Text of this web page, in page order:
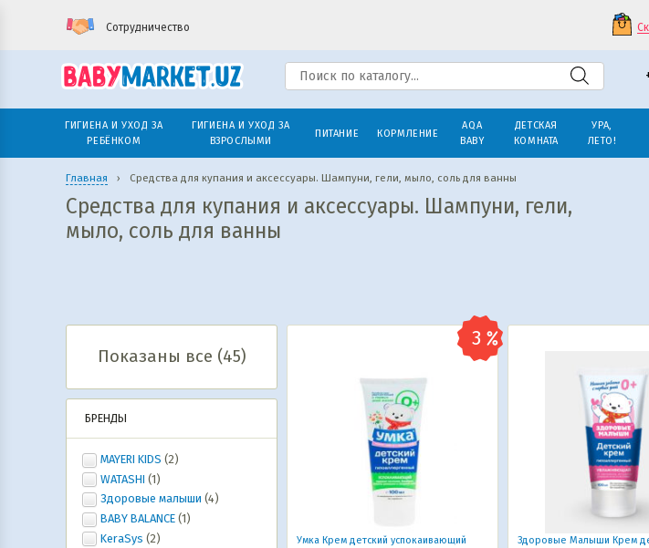
Сотрудничество
ГИГИЕНА И УХОД ЗА
РЕБЁНКОМ
ГИГИЕНА И УХОД ЗА
ВЗРОСЛЫМИ
ПИТАНИЕ КОРМЛЕНИЕ
AQA
BABY
ДЕТСКАЯ
КОМНАТА
УРА,
ЛЕТО!
Главная › Средства для купания и аксессуары. Шампуни, гели, мыло, соль для ванны
Средства для купания и аксессуары. Шампуни, гели,
мыло, соль для ванны
Показаны все (45)
БРЕНДЫ
MAYERI KIDS (2)
WATASHI (1)
Здоровые малыши (4)
BABY BALANCE (1)
KeraSys (2)
Умка Крем детский успокаивающий
Здоровые Малыши Крем